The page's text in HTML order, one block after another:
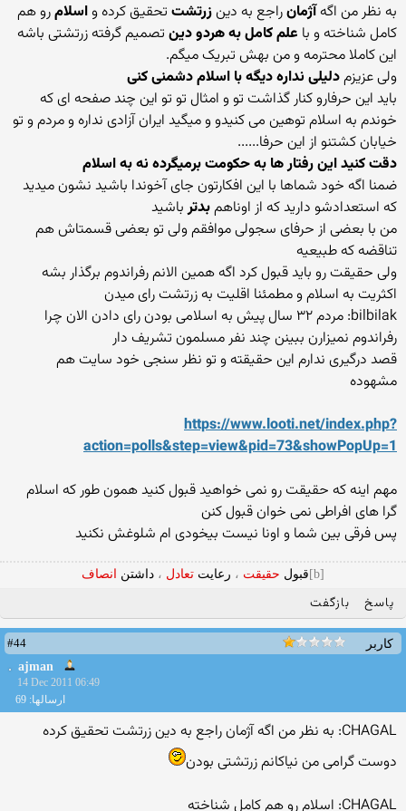
به نظر من اگهآژمانراجع به دینزرتشت تحقیق کرده واسلامرو هم
کامل شناخته و با علم کامل به هردو دین تصمیم گرفته زرتشتی باشه
این کاملا محترمه و من بهش تبریک میگم.
ولی عزیزمدلیلی نداره دیگه با اسلام دشمنی کنی
باید این حرفارو کنار گذاشت تو و امثال تو تو این چند صفحه ای که
خوندم به اسلام توهین می کنیدو و میگید ایران آزادی نداره و مردم و تو
خیابان کشتنو از این حرفا......
دقت کنید این رفتار ها به حکومت برمیگرده نه به اسلام
ضمنا اگه خود شماها با این افکارتون جای آخوندا باشید نشون میدید
که استعدادشو دارید که از اوناهمبدترباشید
من با بعضی از حرفای سجولی موافقم ولی تو بعضی قسمتاش هم
تناقضه که طبیعیه
ولی حقیقت رو باید قبول کرد اگه همین الانم رفراندوم برگذار بشه
اکثریت به اسلام و مطمئنا اقلیت به زرتشت رای میدن
bilbilak: مردم ۳۲ سال پیش به اسلامی بودن رای دادن الان چرا
رفراندوم نمیزارن ببینن چند نفر مسلمون تشریف دار
قصد درگیری ندارم این حقیقته و تو نظر سنجی خود سایت هم
مشهوده
https://www.looti.net/index.php?
action=polls&step=view&pid=73&showPopUp=1
مهم اینه که حقیقت رو نمی خواهید قبول کنید همون طور که اسلام
گرا های افراطی نمی خوان قبول کنن
پس فرقی بین شما و اونا نیست بیخودی ام شلوغش نکنید
[b] قبول حقیقت ، رعایت تعادل ، داشتن انصاف
پاسخ بازگفت
کاربر
#44
ajman
14 Dec 2011 06:49
ارسالها: 69
CHAGAL: به نظر من اگه آژمان راجع به دین زرتشت تحقیق کرده
دوست گرامی من نیاکانم زرتشتی بودن
CHAGAL: اسلام رو هم کامل شناخته